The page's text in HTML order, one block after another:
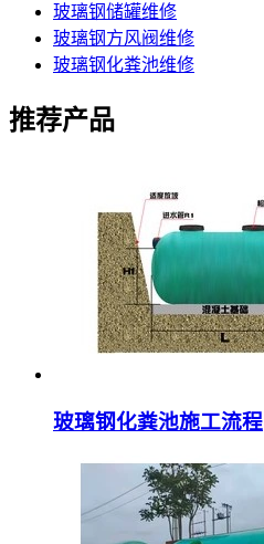
玻璃钢储罐维修
玻璃钢方风阀维修
玻璃钢化粪池维修
推荐产品
玻璃钢化粪池施工流程